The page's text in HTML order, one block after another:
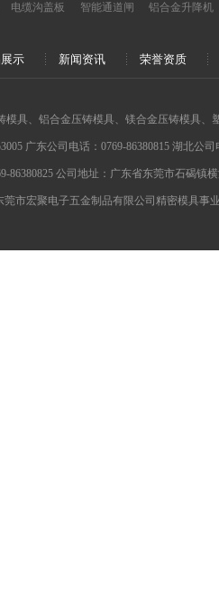
电缆沟盖板 智能通道闸 铝合金升降机
示 新闻资讯 荣誉资质
模具、铝合金压铸模具、镁合金压铸模具、
广东公司电话：0769-86380815 湖北公
86380825 公司地址：广东省东莞市石碣镇
莞市宏聚电子五金制品有限公司精密模具事